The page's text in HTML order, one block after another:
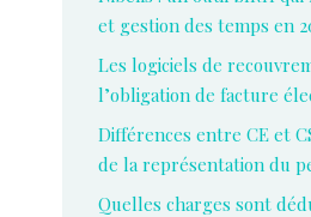
et gestion des temps en
Les logiciels de
l’obligation de facture
Différences entre CE et
de la représentation du
Quelles charges sont